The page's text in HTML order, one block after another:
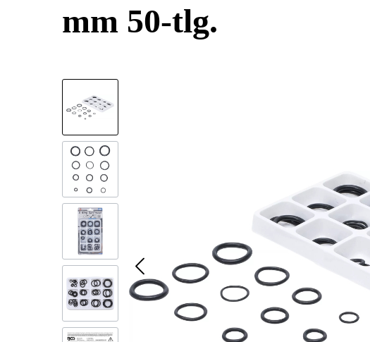
mm 50-tlg.